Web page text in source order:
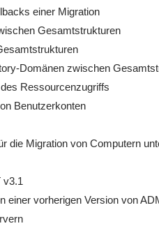
einer Migration
Gesamtstrukturen
Domänen zwischen
Ressourcenzugriffs
Benutzerkonten
die Migration von Computern
v3.1
einer vorherigen Version von